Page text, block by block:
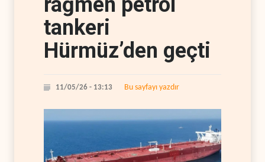
tankeri
Hürmüz’den geçti
11/05/26 - 13:13 Bu sayfayı yazdır